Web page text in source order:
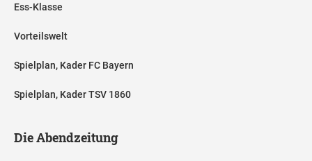
Ess-Klasse
Vorteilswelt
Spielplan, Kader FC Bayern
Spielplan, Kader TSV 1860
Die Abendzeitung